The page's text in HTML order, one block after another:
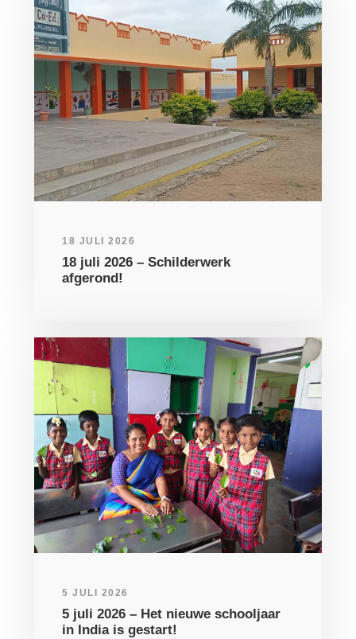
18 JULI 2026
18 juli 2026 – Schilderwerk
afgerond!
5 JULI 2026
5 juli 2026 – Het nieuwe schooljaar
in India is gestart!